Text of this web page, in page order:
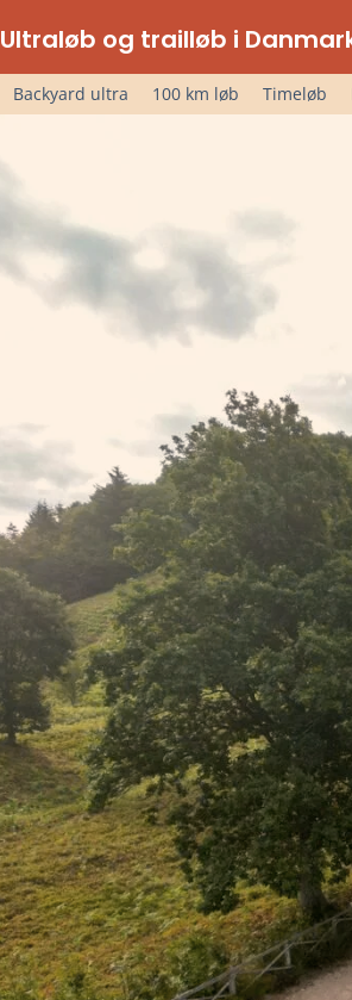
Ultraløb og trailløb i
Backyard ultra 100 km løb Timeløb